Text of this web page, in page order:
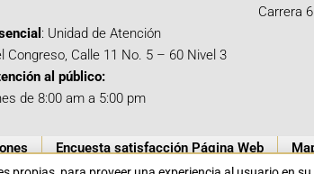
: Unidad de Atención
Congreso, Calle 11 No. 5 – 60 Nivel 3
al público:
de 8:00 am a 5:00 pm
Carrera
Encuesta satisfacción Página Web